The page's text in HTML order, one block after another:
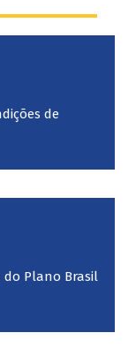
de
Plano Brasil